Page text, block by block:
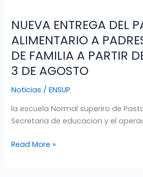
NUEVA ENTREGA DEL
ALIMENTARIO A
DE FAMILIA A PARTIR
3 DE AGOSTO
Noticias /ENSUP
la escuela Normal superiro de
Secretaria de educacion y el
NUEVA
ENTREGA
DEL
PAQUETE
ALIMENTARIO
Y
MADRES
FAMILIA
Read More »